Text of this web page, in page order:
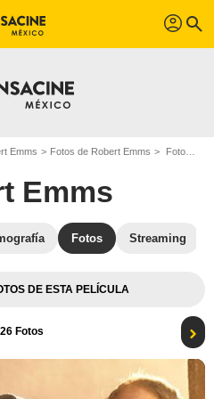
profil search
Emms Fotos de Robert Emms Foto Mark Addy, Robert Emms
Emms
Fotos Streaming
DE ESTA PELÍCULA
Fotos